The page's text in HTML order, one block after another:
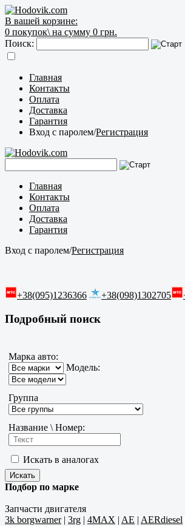
В вашей корзине:
0 покупок\ на сумму 0 грн.
Поиск:
Главная
Контакты
Оплата
Доставка
Гарантия
Вход с паролем/Регистрация
Главная
Контакты
Оплата
Доставка
Гарантия
Вход с паролем/Регистрация
+38(095)1236366 +38(098)1302705
Подробный поиск
Марка авто:
Модель:
Группа
Название \ Номер:
Искать в аналогах
Подбор по марке
Запчасти двигателя
3k borgwarner| 3rg | 4MAX | AE | AERdiesel